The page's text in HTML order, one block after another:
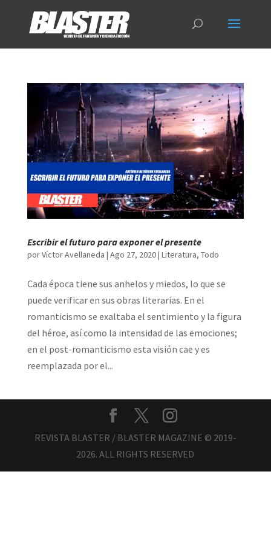
Escribir el futuro para exponer el presente
porVíctor Avellaneda | Ago 27, 2020| Literatura, Todo
Cada época tiene sus anhelos y miedos, lo que se
puede verificar en sus obras literarias. En el
romanticismo se exaltaba el sentimiento y la figura
del héroe, así como la intensidad de las emociones;
en el post-romanticismo esta visión cae y es
reemplazada por el...
REVISTA BLASTER / BLASTER MAGAZINE © 2019-
2026. ALL RIGHTS RESERVED